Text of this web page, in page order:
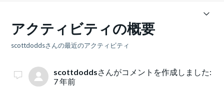
アクティビティの概要
scottdoddsさんの最近のアクティビティ
scottdoddsさんがコメントを作成しました:
7 年前